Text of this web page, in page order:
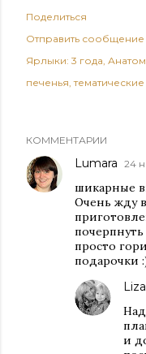
Поделиться
Отправить
Ярлыки: 3 года
печенья
КОММЕНТАРИИ
Lumara 24
шикарные
Очень жду
просто
подарочки
и